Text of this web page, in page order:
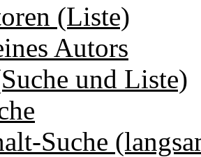
(Liste)
Autors
und Liste)
Suche